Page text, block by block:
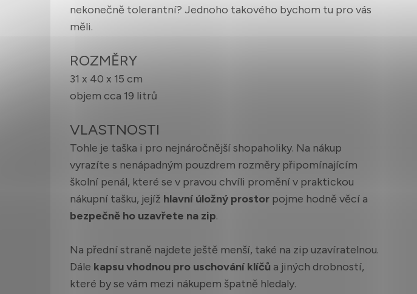
nekonečně tolerantní? Jednoho takového bychom tu pro vás
měli.
ROZMĚRY
31 x 40 x 15 cm
objem cca 19 litrů
VLASTNOSTI
Tohle je taška i pro nejnáročnější shopaholiky. Na nákup
vyrazíte s nenápadným pouzdrem rozměry připomínajícím
školní penál, které se v pravou chvíli promění v praktickou
nákupní tašku, jejíž hlavní úložný prostor pojme hodně věcí a
bezpečně ho uzavřete na zip.
Na přední straně najdete ještě menší, také na zip uzavíratelnou.
Dále kapsu vhodnou pro uschování klíčů a jiných drobností,
které by se vám mezi nákupem špatně hledaly.